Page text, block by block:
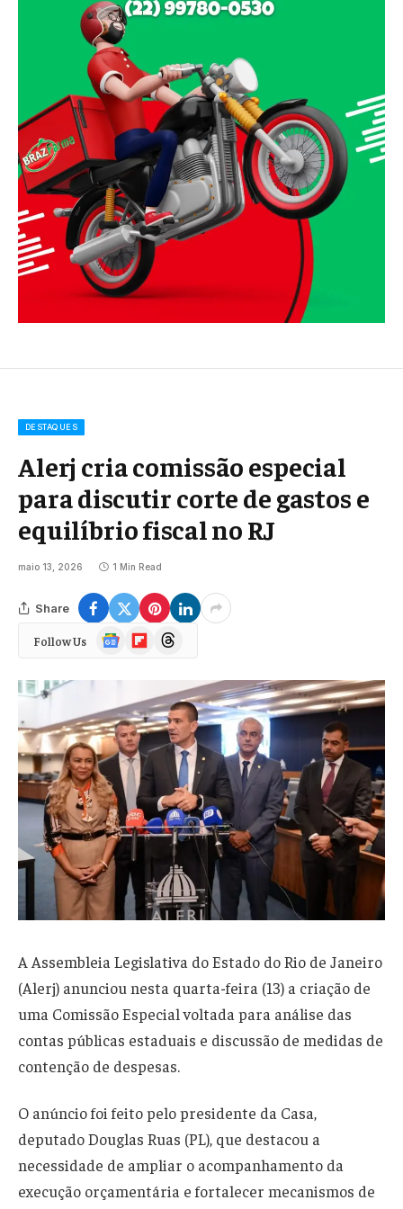
DESTAQUES
Alerj cria comissão especial
para discutir corte de gastos e
equilíbrio fiscal no RJ
maio 13, 2026 1 Min Read
Share
Follow Us
GoogleFlipboardThreads
A Assembleia Legislativa do Estado do Rio de Janeiro
(Alerj) anunciou nesta quarta-feira (13) a criação de
uma Comissão Especial voltada para análise das
contas públicas estaduais e discussão de medidas de
contenção de despesas.
O anúncio foi feito pelo presidente da Casa,
deputado Douglas Ruas (PL), que destacou a
necessidade de ampliar o acompanhamento da
execução orçamentária e fortalecer mecanismos de